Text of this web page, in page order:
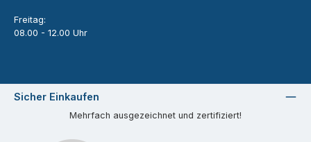
Freitag:
08.00 - 12.00 Uhr
Sicher Einkaufen
Mehrfach ausgezeichnet und zertifiziert!